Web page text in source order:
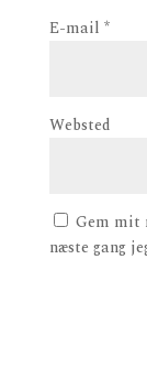
E-mail *
Websted
Gem mit
næste gang